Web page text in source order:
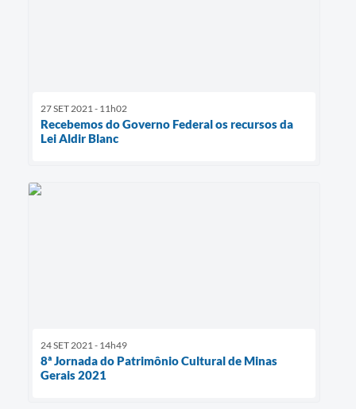
27 SET 2021 - 11h02
Recebemos do Governo Federal os recursos da
Lei Aldir Blanc
24 SET 2021 - 14h49
8ª Jornada do Patrimônio Cultural de Minas
Gerais 2021